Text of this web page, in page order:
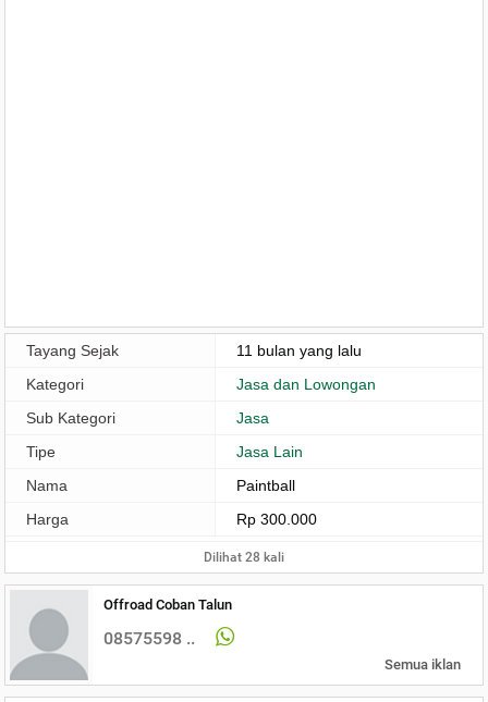
Tayang Sejak
11 bulan yang lalu
Kategori
Jasa dan Lowongan
Sub Kategori
Jasa
Tipe
Jasa Lain
Nama
Paintball
Harga
Rp 300.000
Dilihat 28 kali
Offroad Coban Talun
08575598 ..
Semua iklan